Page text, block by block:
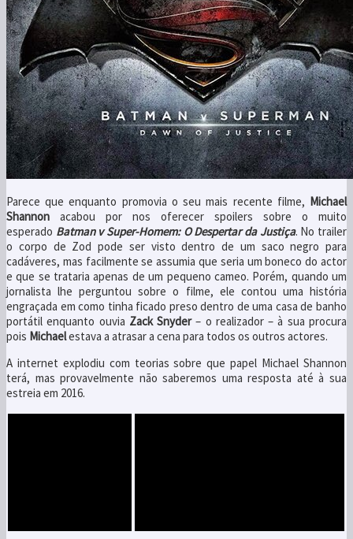
Parece que enquanto promovia o seu mais recente filme, Michael
Shannon acabou por nos oferecer spoilers sobre o muito
esperado Batman v Super-Homem: O Despertar da Justiça. No trailer
o corpo de Zod pode ser visto dentro de um saco negro para
cadáveres, mas facilmente se assumia que seria um boneco do actor
e que se trataria apenas de um pequeno cameo. Porém, quando um
jornalista lhe perguntou sobre o filme, ele contou uma história
engraçada em como tinha ficado preso dentro de uma casa de banho
portátil enquanto ouvia Zack Snyder– o realizador – à sua procura
pois Michaelestava a atrasar a cena para todos os outros actores.
A internet explodiu com teorias sobre que papel Michael Shannon
terá, mas provavelmente não saberemos uma resposta até à sua
estreia em 2016.